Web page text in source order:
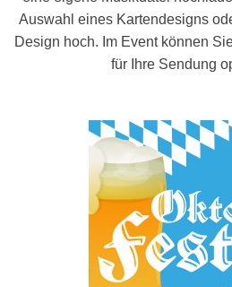
Auswahl eines Kartendesigns
Design hoch. Im Event können
für Ihre Sendung